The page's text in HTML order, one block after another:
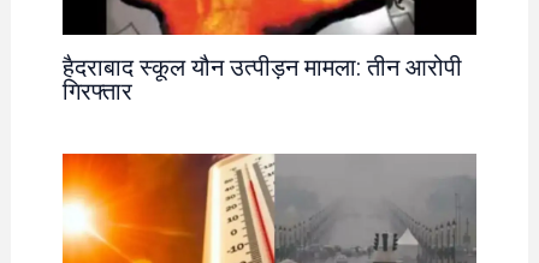
हैदराबाद स्कूल यौन उत्पीड़न मामला: तीन आरोपी
गिरफ्तार